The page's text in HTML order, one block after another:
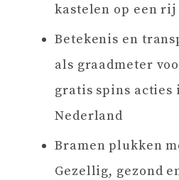
kastelen op een rij
Betekenis en
als graadmeter
gratis spins acties
Nederland
Bramen plukken
Gezellig, gezond